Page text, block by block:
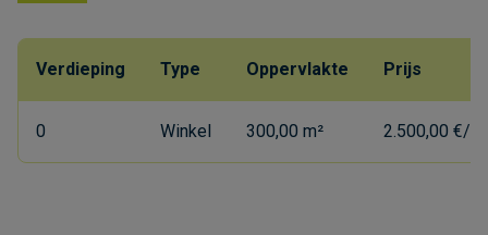
Verdieping Type Oppervlakte Prijs
0 Winkel 300,00 m² 2.500,00 €/